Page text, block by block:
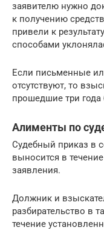
заявителю нужно
к получению
привели к
способами
Если письменные
отсутствуют, то
прошедшие три года
Алименты по
Судебный приказ в
выносится в
заявления.
Должник и
разбирательство в
течение